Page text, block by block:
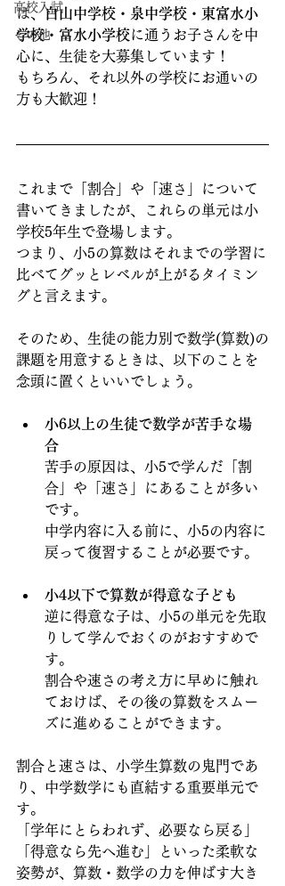
高校入試
その他
は、白山中学校・泉中学校・東富水小
学校・富水小学校に通うお子さんを中
心に、生徒を大募集しています！
もちろん、それ以外の学校にお通いの
方も大歓迎！
これまで「割合」や「速さ」について
書いてきましたが、これらの単元は小
学校5年生で登場します。
つまり、小5の算数はそれまでの学習に
比べてグッとレベルが上がるタイミン
グと言えます。
そのため、生徒の能力別で数学(算数)の
課題を用意するときは、以下のことを
念頭に置くといいでしょう。
小6以上の生徒で数学が苦手な場
合
苦手の原因は、小5で学んだ「割
合」や「速さ」にあることが多い
です。
中学内容に入る前に、小5の内容に
戻って復習することが必要です。
小4以下で算数が得意な子ども
逆に得意な子は、小5の単元を先取
りして学んでおくのがおすすめで
す。
割合や速さの考え方に早めに触れ
ておけば、その後の算数をスムー
ズに進めることができます。
割合と速さは、小学生算数の鬼門であ
り、中学数学にも直結する重要単元で
す。
「学年にとらわれず、必要なら戻る」
「得意なら先へ進む」といった柔軟な
姿勢が、算数・数学の力を伸ばす大き